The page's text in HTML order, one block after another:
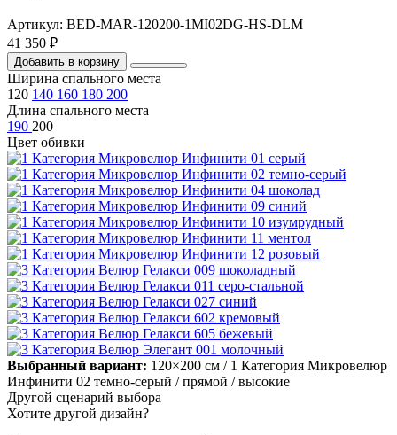
Артикул: BED-MAR-120200-1MI02DG-HS-DLM
41 350 ₽
Добавить в корзину
Ширина спального места
120 140 160 180 200
Длина спального места
190 200
Цвет обивки
Выбранный вариант: 120×200 см / 1 Категория Микровелюр
Инфинити 02 темно-серый / прямой / высокие
Другой сценарий выбора
Хотите другой дизайн?